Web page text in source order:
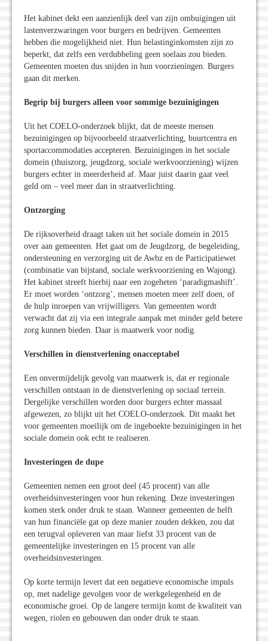
Het kabinet dekt een aanzienlijk deel van zijn ombuigingen uit
lastenverzwaringen voor burgers en bedrijven. Gemeenten
hebben die mogelijkheid niet. Hun belastinginkomsten zijn zo
beperkt, dat zelfs een verdubbeling geen soelaas zou bieden.
Gemeenten moeten dus snijden in hun voorzieningen. Burgers
gaan dit merken.
Begrip bij burgers alleen voor sommige bezuinigingen
Uit het COELO-onderzoek blijkt, dat de meeste mensen
bezuinigingen op bijvoorbeeld straatverlichting, buurtcentra en
sportaccommodaties accepteren. Bezuinigingen in het sociale
domein (thuiszorg, jeugdzorg, sociale werkvoorziening) wijzen
burgers echter in meerderheid af. Maar juist daarin gaat veel
geld om – veel meer dan in straatverlichting.
Ontzorging
De rijksoverheid draagt taken uit het sociale domein in 2015
over aan gemeenten. Het gaat om de Jeugdzorg, de begeleiding,
ondersteuning en verzorging uit de Awbz en de Participatiewet
(combinatie van bijstand, sociale werkvoorziening en Wajong).
Het kabinet streeft hierbij naar een zogeheten ‘paradigmashift’.
Er moet worden ‘ontzorg’, mensen moeten meer zelf doen, of
de hulp inroepen van vrijwilligers. Van gemeenten wordt
verwacht dat zij via een integrale aanpak met minder geld betere
zorg kunnen bieden. Daar is maatwerk voor nodig.
Verschillen in dienstverlening onacceptabel
Een onvermijdelijk gevolg van maatwerk is, dat er regionale
verschillen ontstaan in de dienstverlening op sociaal terrein.
Dergelijke verschillen worden door burgers echter massaal
afgewezen, zo blijkt uit het COELO-onderzoek. Dit maakt het
voor gemeenten moeilijk om de ingeboekte bezuinigingen in het
sociale domein ook echt te realiseren.
Investeringen de dupe
Gemeenten nemen een groot deel (45 procent) van alle
overheidsinvesteringen voor hun rekening. Deze investeringen
komen sterk onder druk te staan. Wanneer gemeenten de helft
van hun financiële gat op deze manier zouden dekken, zou dat
een terugval opleveren van maar liefst 33 procent van de
gemeentelijke investeringen en 15 procent van alle
overheidsinvesteringen.
Op korte termijn levert dat een negatieve economische impuls
op, met nadelige gevolgen voor de werkgelegenheid en de
economische groei. Op de langere termijn komt de kwaliteit van
wegen, riolen en gebouwen dan onder druk te staan.